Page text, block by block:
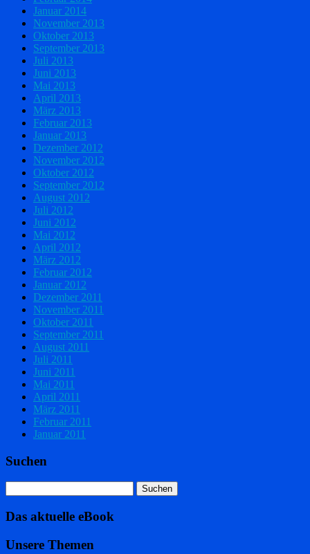
Januar 2014
November 2013
Oktober 2013
September 2013
Juli 2013
Juni 2013
Mai 2013
April 2013
März 2013
Februar 2013
Januar 2013
Dezember 2012
November 2012
Oktober 2012
September 2012
August 2012
Juli 2012
Juni 2012
Mai 2012
April 2012
März 2012
Februar 2012
Januar 2012
Dezember 2011
November 2011
Oktober 2011
September 2011
August 2011
Juli 2011
Juni 2011
Mai 2011
April 2011
März 2011
Februar 2011
Januar 2011
Suchen
Das aktuelle eBook
Unsere Themen